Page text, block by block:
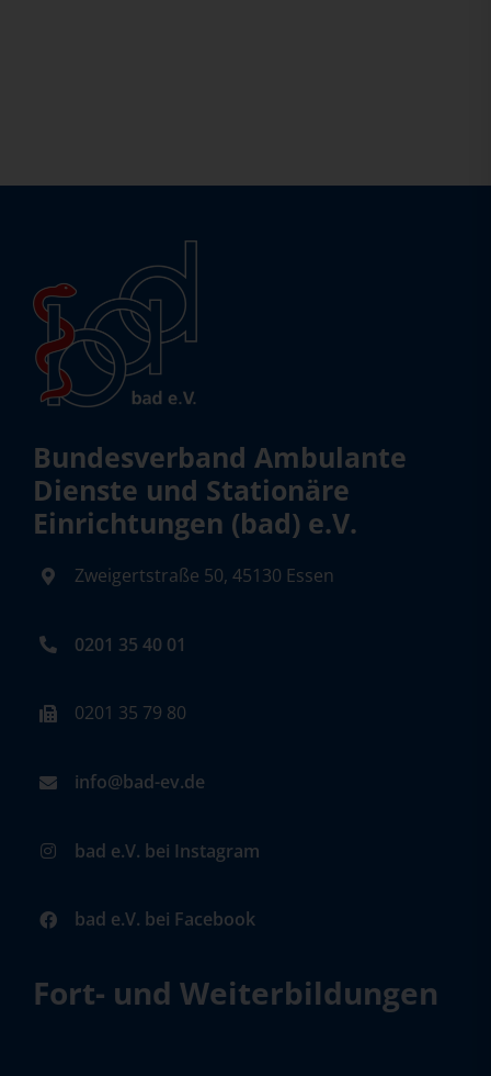
Bundesverband Ambulante
Dienste und Stationäre
Einrichtungen (bad) e.V.
Zweigertstraße 50, 45130 Essen
0201 35 40 01
0201 35 79 80
info@bad-ev.de
bad e.V. bei Instagram
bad e.V. bei Facebook
Fort- und Weiterbildungen